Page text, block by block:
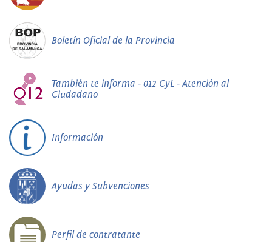
Boletín Oficial de la Provincia
También te informa - 012 CyL - Atención al
Ciudadano
Información
Ayudas y Subvenciones
Perfil de contratante